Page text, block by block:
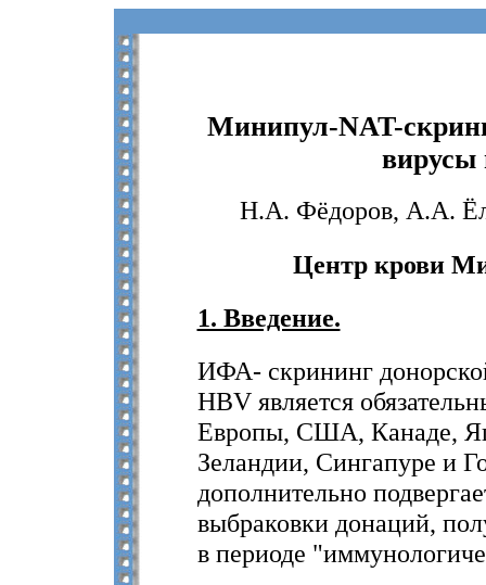
Минипул-NAT-
вирусы
Н.А. Фёдоров, А.А.
Центр крови
1. Введение.
ИФА- скрининг
HBV является
Европы, США, Канаде,
Зеландии, Сингапуре и
дополнительно
выбраковки донаций,
в периоде